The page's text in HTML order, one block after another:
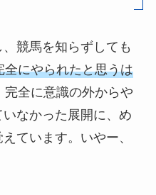
競馬を知らずしても
にやられたと思うは
全に意識の外からや
なかった展開に、め
ています。いやー、